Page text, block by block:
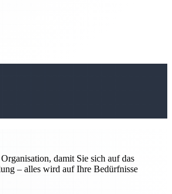
damit Sie sich auf das
– alles wird auf Ihre Bedürfnisse